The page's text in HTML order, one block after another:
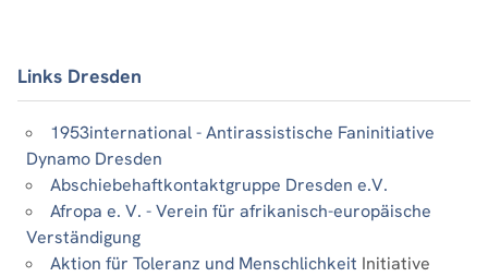
Links Dresden
1953international - Antirassistische Faninitiative
Dynamo Dresden
Abschiebehaftkontaktgruppe Dresden e.V.
Afropa e. V. - Verein für afrikanisch-europäische
Verständigung
Aktion für Toleranz und Menschlichkeit Initiative